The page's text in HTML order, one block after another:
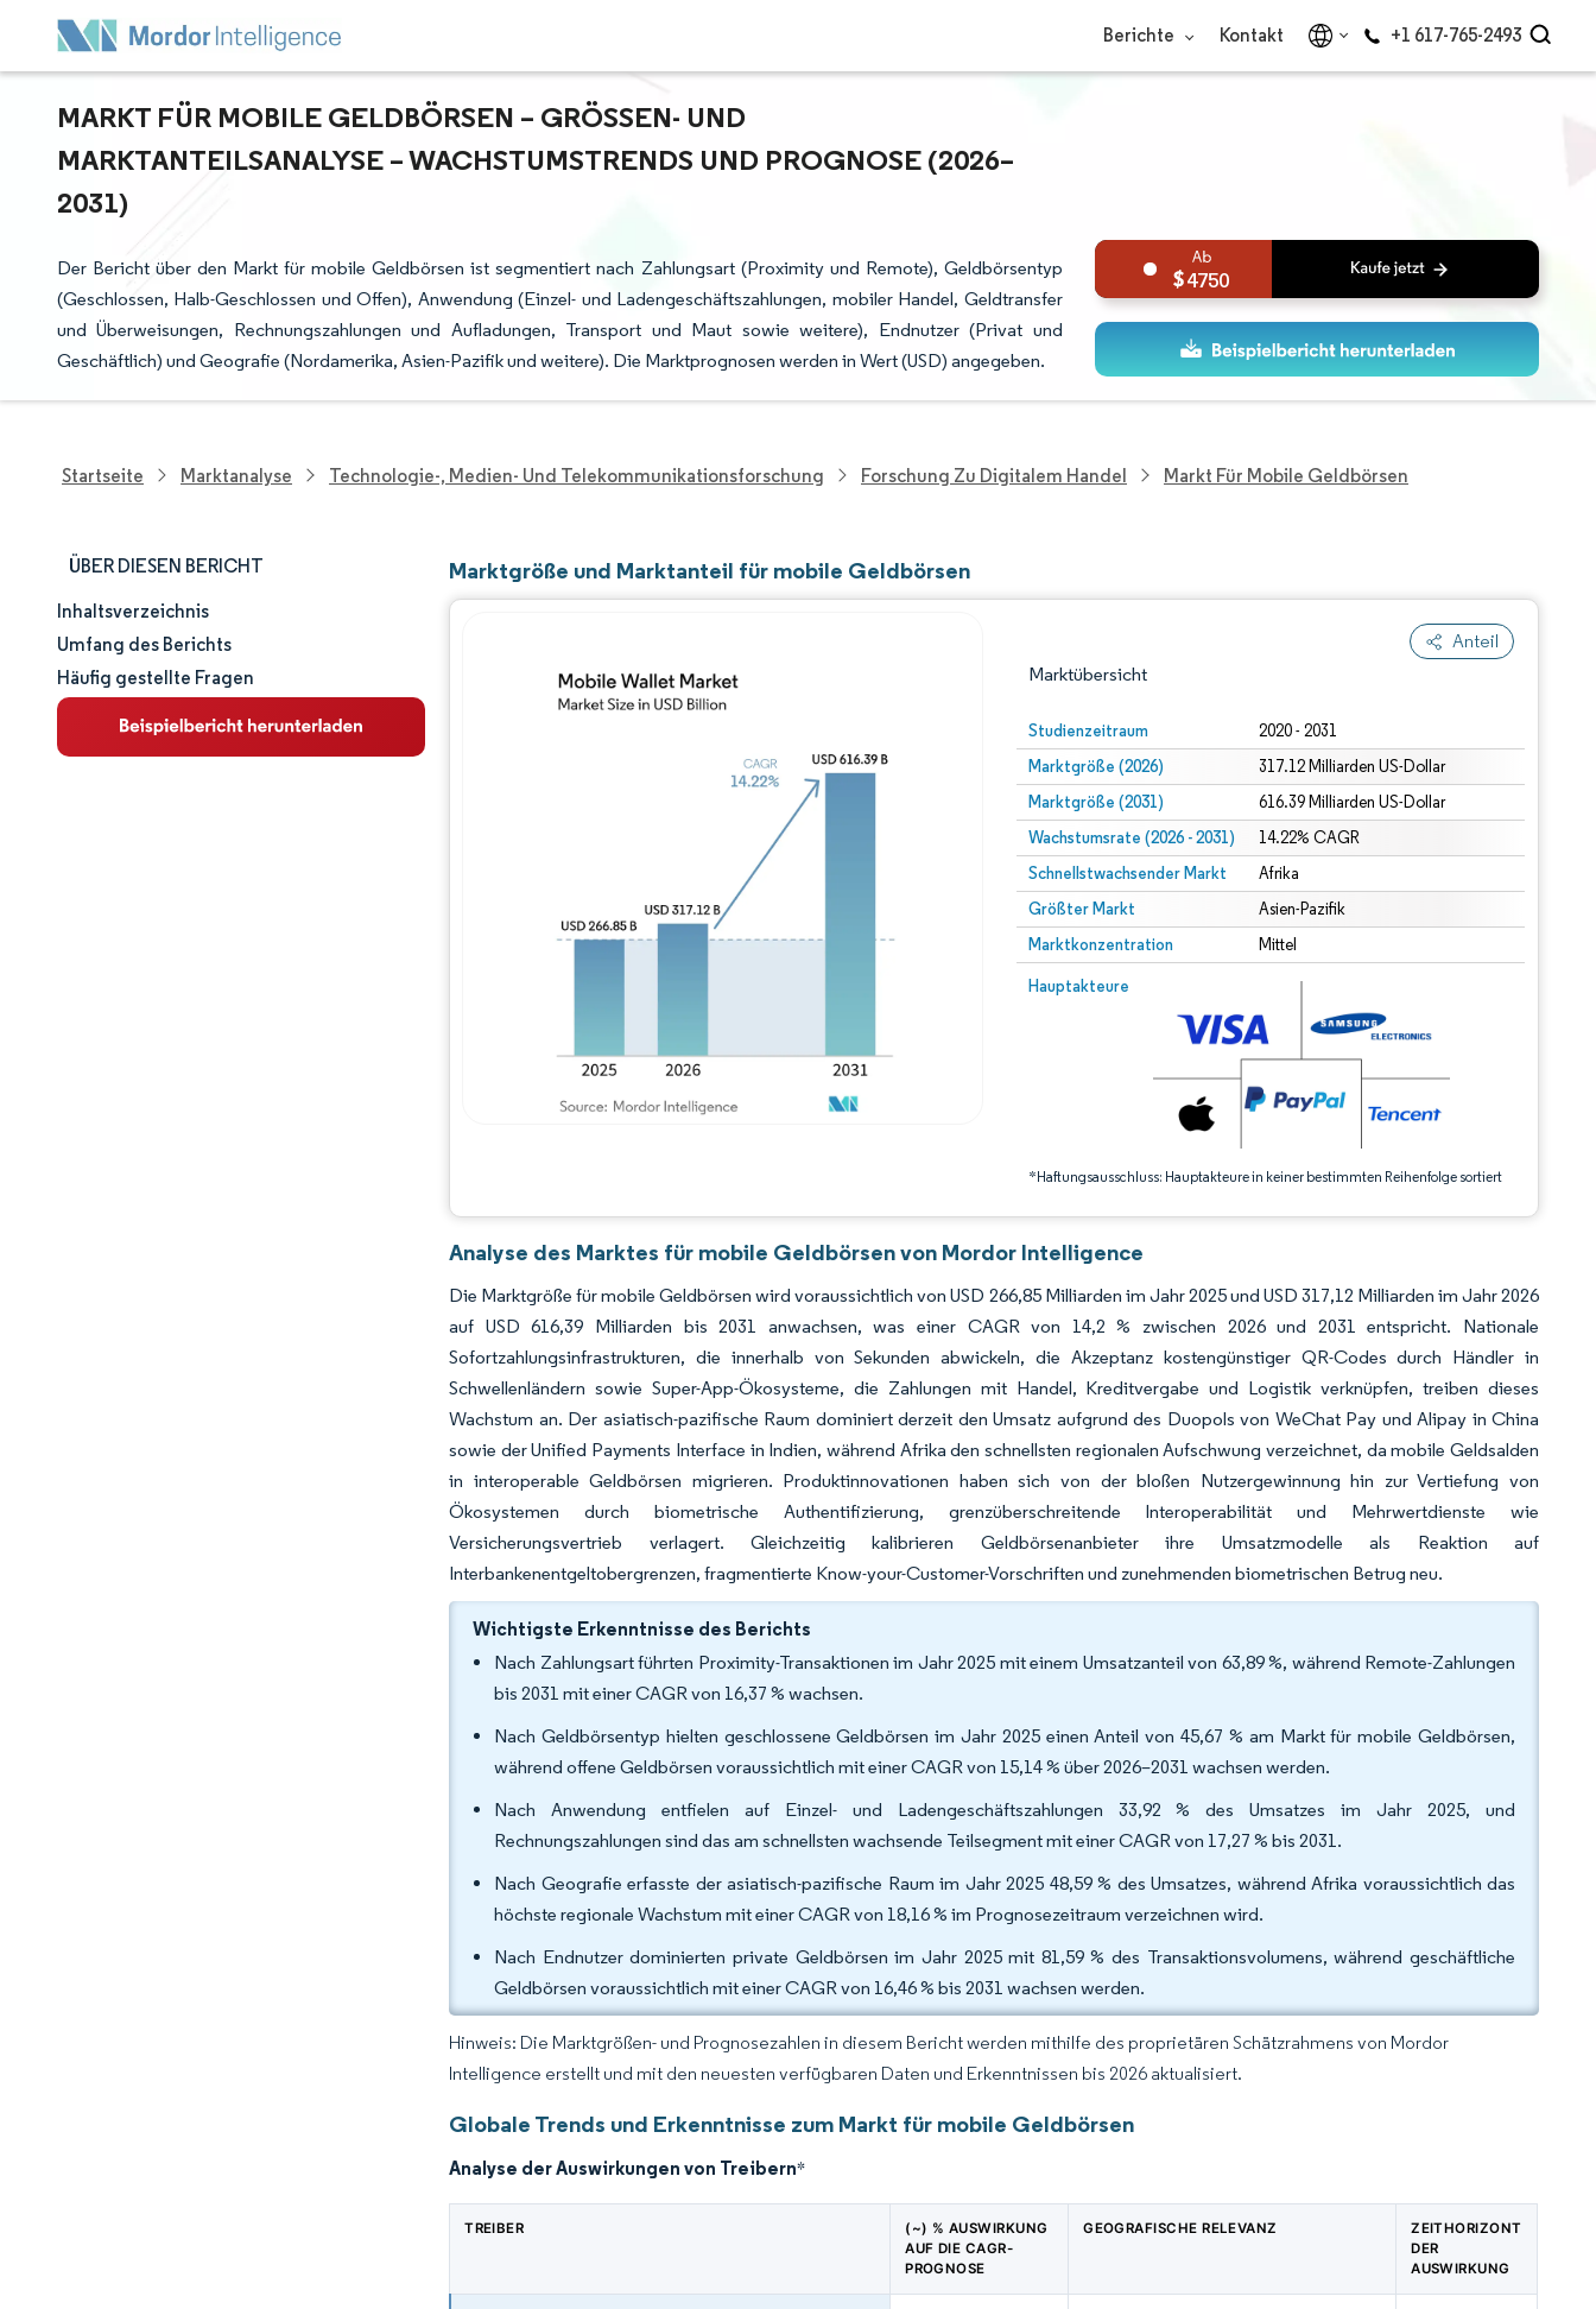
Berichte Kontakt +1 617-765-2493
MARKT FÜR MOBILE GELDBÖRSEN – GRÖSSEN- UND M
ARKTANTEILSANALYSE – WACHSTUMSTRENDS UND PROGNOSE (2026–2
031)
Der Bericht über den Markt für mobile Geldbörsen ist segmentiert nach Zahlungsart (Proximity und Remote), Geldbörsentyp
(Geschlossen, Halb-Geschlossen und Offen), Anwendung (Einzel- und Ladengeschäftszahlungen, mobiler Handel, Geldtransfer
und Überweisungen, Rechnungszahlungen und Aufladungen, Transport und Maut sowie weitere), Endnutzer (Privat und
Geschäftlich) und Geografie (Nordamerika, Asien-Pazifik und weitere). Die Marktprognosen werden in Wert (USD) angegeben.
4750
Startseite Marktanalyse Technologie-, Medien- Und Telekommunikationsforschung Forschung Zu Digitalem Handel Markt Für Mobile Geldbörsen
ÜBER DIESEN BERICHT
Marktgröße und -anteil
Marktanalyse
Trends und Einblicke
Inhaltsverzeichnis
Umfang des Berichts
Häufig gestellte Fragen
Marktgröße und Marktanteil für mobile Geldbörsen
Anteil
Marktübersicht
Studienzeitraum 2020 - 2031
Marktgröße (2026) 317.12 Milliarden US-Dollar
Marktgröße (2031) 616.39 Milliarden US-Dollar
Wachstumsrate (2026 - 2031) 14.22% CAGR
Schnellstwachsender Markt Afrika
Größter Markt Asien-Pazifik
Marktkonzentration Mittel
Hauptakteure
*Haftungsausschluss: Hauptakteure in keiner bestimmten Reihenfolge sortiert
Bild © Mordor Intelligence. Wiederverwendung erfordert Namensnennung gemäß CC BY 4.0.
Bild © Mordor Intelligence. Wiederverwendung erfordert Namensnennung gemäß CC BY 4.0.
Analyse des Marktes für mobile Geldbörsen von Mordor Intelligence
Die Marktgröße für mobile Geldbörsen wird voraussichtlich von USD 266,85 Milliarden im Jahr 2025 und USD 317,12 Milliarden im Jahr 2026
auf USD 616,39 Milliarden bis 2031 anwachsen, was einer CAGR von 14,2 % zwischen 2026 und 2031 entspricht. Nationale
Sofortzahlungsinfrastrukturen, die innerhalb von Sekunden abwickeln, die Akzeptanz kostengünstiger QR-Codes durch Händler in
Schwellenländern sowie Super-App-Ökosysteme, die Zahlungen mit Handel, Kreditvergabe und Logistik verknüpfen, treiben dieses
Wachstum an. Der asiatisch-pazifische Raum dominiert derzeit den Umsatz aufgrund des Duopols von WeChat Pay und Alipay in China
sowie der Unified Payments Interface in Indien, während Afrika den schnellsten regionalen Aufschwung verzeichnet, da mobile Geldsalden
in interoperable Geldbörsen migrieren. Produktinnovationen haben sich von der bloßen Nutzergewinnung hin zur Vertiefung von
Ökosystemen durch biometrische Authentifizierung, grenzüberschreitende Interoperabilität und Mehrwertdienste wie
Versicherungsvertrieb verlagert. Gleichzeitig kalibrieren Geldbörsenanbieter ihre Umsatzmodelle als Reaktion auf
Interbankenentgeltobergrenzen, fragmentierte Know-your-Customer-Vorschriften und zunehmenden biometrischen Betrug neu.
Wichtigste Erkenntnisse des Berichts
Nach Zahlungsart führten Proximity-Transaktionen im Jahr 2025 mit einem Umsatzanteil von 63,89 %, während Remote-Zahlungen
bis 2031 mit einer CAGR von 16,37 % wachsen.
Nach Geldbörsentyp hielten geschlossene Geldbörsen im Jahr 2025 einen Anteil von 45,67 % am Markt für mobile Geldbörsen,
während offene Geldbörsen voraussichtlich mit einer CAGR von 15,14 % über 2026–2031 wachsen werden.
Nach Anwendung entfielen auf Einzel- und Ladengeschäftszahlungen 33,92 % des Umsatzes im Jahr 2025, und
Rechnungszahlungen sind das am schnellsten wachsende Teilsegment mit einer CAGR von 17,27 % bis 2031.
Nach Geografie erfasste der asiatisch-pazifische Raum im Jahr 2025 48,59 % des Umsatzes, während Afrika voraussichtlich das
höchste regionale Wachstum mit einer CAGR von 18,16 % im Prognosezeitraum verzeichnen wird.
Nach Endnutzer dominierten private Geldbörsen im Jahr 2025 mit 81,59 % des Transaktionsvolumens, während geschäftliche
Geldbörsen voraussichtlich mit einer CAGR von 16,46 % bis 2031 wachsen werden.
Hinweis: Die Marktgrößen- und Prognosezahlen in diesem Bericht werden mithilfe des proprietären Schätzrahmens von Mordor
Intelligence erstellt und mit den neuesten verfügbaren Daten und Erkenntnissen bis 2026 aktualisiert.
Globale Trends und Erkenntnisse zum Markt für mobile Geldbörsen
Analyse der Auswirkungen von Treibern*
TREIBER
(~) % AUSWIRKUNG
AUF DIE CAGR-
PROGNOSE
GEOGRAFISCHE RELEVANZ
ZEITHORIZONT
DER
AUSWIRKUNG